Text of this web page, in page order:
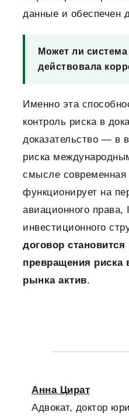
данные и обеспечен
Может ли система
действовала
Именно эта
контроль риска в
доказательство — в
риска
смысле современная
функционирует на
авиационного права,
инвестиционного
договор
превращения
рынка актив.
Анна Цират
Адвокат, доктор